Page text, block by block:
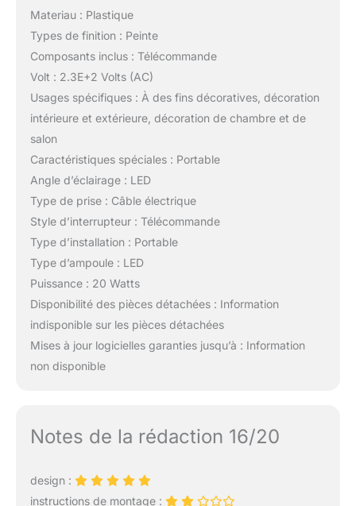
Materiau : Plastique
Types de finition : Peinte
Composants inclus : Télécommande
Volt : 2.3E+2 Volts (AC)
Usages spécifiques : À des fins décoratives, décoration
intérieure et extérieure, décoration de chambre et de
salon
Caractéristiques spéciales : Portable
Angle d’éclairage : LED
Type de prise : Câble électrique
Style d’interrupteur : Télécommande
Type d’installation : Portable
Type d’ampoule : LED
Puissance : 20 Watts
Disponibilité des pièces détachées : Information
indisponible sur les pièces détachées
Mises à jour logicielles garanties jusqu’à : Information
non disponible
Notes de la rédaction 16/20
design :
instructions de montage :